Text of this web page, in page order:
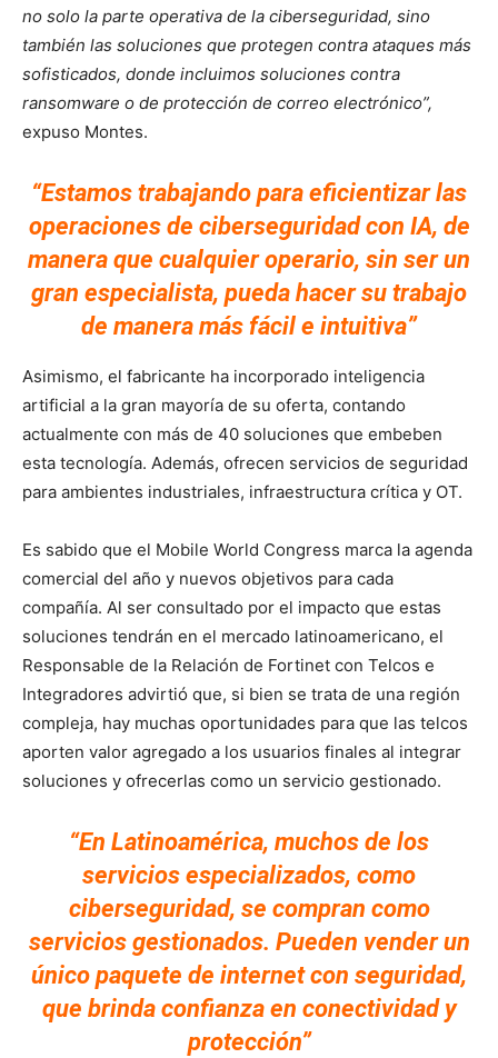
no solo la parte operativa de la ciberseguridad, sino
también las soluciones que protegen contra ataques más
sofisticados, donde incluimos soluciones contra
ransomware o de protección de correo electrónico”,
expuso Montes.
“Estamos trabajando para eficientizar las
operaciones de ciberseguridad con IA, de
manera que cualquier operario, sin ser un
gran especialista, pueda hacer su trabajo
de manera más fácil e intuitiva”
Asimismo, el fabricante ha incorporado inteligencia
artificial a la gran mayoría de su oferta, contando
actualmente con más de 40 soluciones que embeben
esta tecnología. Además, ofrecen servicios de seguridad
para ambientes industriales, infraestructura crítica y OT.
Es sabido que el Mobile World Congress marca la agenda
comercial del año y nuevos objetivos para cada
compañía. Al ser consultado por el impacto que estas
soluciones tendrán en el mercado latinoamericano, el
Responsable de la Relación de Fortinet con Telcos e
Integradores advirtió que, si bien se trata de una región
compleja, hay muchas oportunidades para que las telcos
aporten valor agregado a los usuarios finales al integrar
soluciones y ofrecerlas como un servicio gestionado.
“En Latinoamérica, muchos de los
servicios especializados, como
ciberseguridad, se compran como
servicios gestionados. Pueden vender un
único paquete de internet con seguridad,
que brinda confianza en conectividad y
protección”